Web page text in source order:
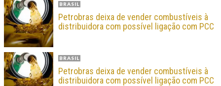
BRASIL
Petrobras deixa de vender combustíveis à
distribuidora com possível ligação com PCC
BRASIL
Petrobras deixa de vender combustíveis à
distribuidora com possível ligação com PCC